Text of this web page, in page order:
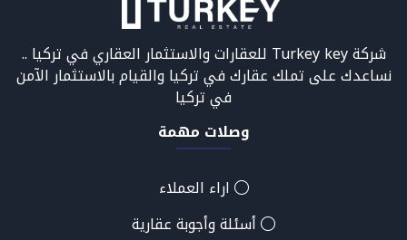
شركة Turkey key للعقارات والاستثمار العقاري في تركيا ..
نساعدك على تملك عقارك في تركيا والقيام بالاستثمار الآمن
في تركيا
وصلات مهمة
اراء العملاء
أسئلة وأجوبة عقارية